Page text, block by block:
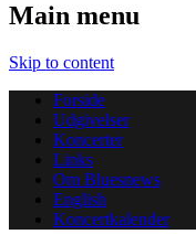
Main menu
Skip to content
Forside
Udgivelser
Koncerter
Links
Om Bluesnews
English
Koncertkalender